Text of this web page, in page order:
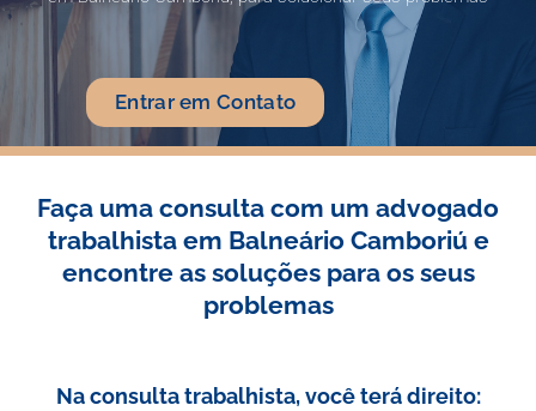
Entrar em Contato
Faça uma consulta com um advogado
trabalhista em Balneário Camboriú e
encontre as soluções para os seus
problemas
Na consulta trabalhista, você terá direito: